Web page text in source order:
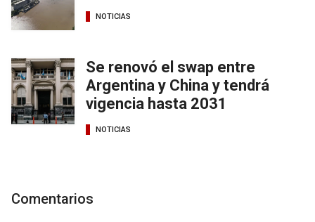
NOTICIAS
Se renovó el swap entre
Argentina y China y tendrá
vigencia hasta 2031
NOTICIAS
Comentarios